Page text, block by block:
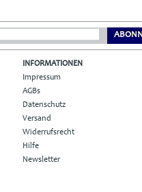
INFORMATIONEN
Impressum
AGBs
Datenschutz
Versand
Widerrufsrecht
Hilfe
Newsletter